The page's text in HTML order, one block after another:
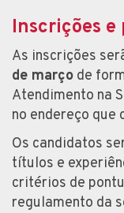
Inscrições e
As inscrições
de março de
Atendimento na
no endereço
Os candidatos
títulos e
critérios de
regulamento da